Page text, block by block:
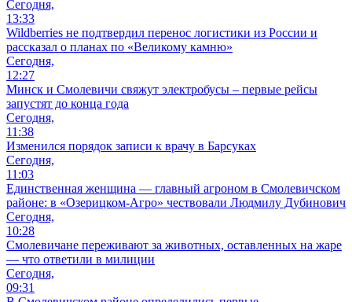
Сегодня,
13:33
Wildberries не подтвердил перенос логистики из России и
рассказал о планах по «Великому камню»
Сегодня,
12:27
Минск и Смолевичи свяжут электробусы – первые рейсы
запустят до конца года
Сегодня,
11:38
Изменился порядок записи к врачу в Барсуках
Сегодня,
11:03
Единственная женщина — главный агроном в Смолевичском
районе: в «Озерицком-Агро» чествовали Людмилу Дубинович
Сегодня,
10:28
Смолевичане переживают за животных, оставленных на жаре
— что ответили в милиции
Сегодня,
09:31